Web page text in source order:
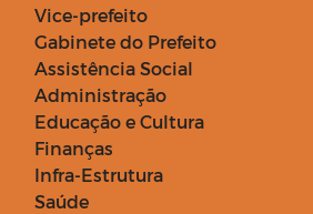
Vice-prefeito
Gabinete do Prefeito
Assistência Social
Administração
Educação e Cultura
Finanças
Infra-Estrutura
Saúde